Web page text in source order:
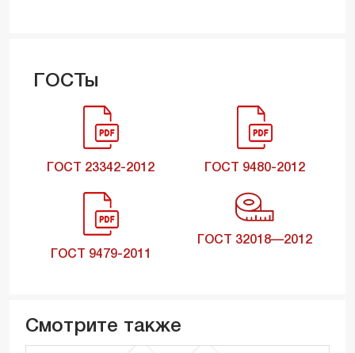
ГОСТы
ГОСТ 23342-2012 ГОСТ 9480-2012
ГОСТ 9479-2011
ГОСТ 32018—2012
Смотрите также